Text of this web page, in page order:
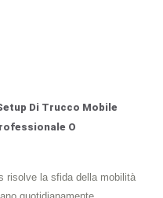
Di Trucco Mobile
O
risolve la sfida della mobilità